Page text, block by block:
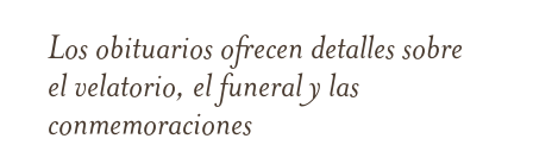
Los obituarios ofrecen detalles sobre
el velatorio, el funeral y las
conmemoraciones